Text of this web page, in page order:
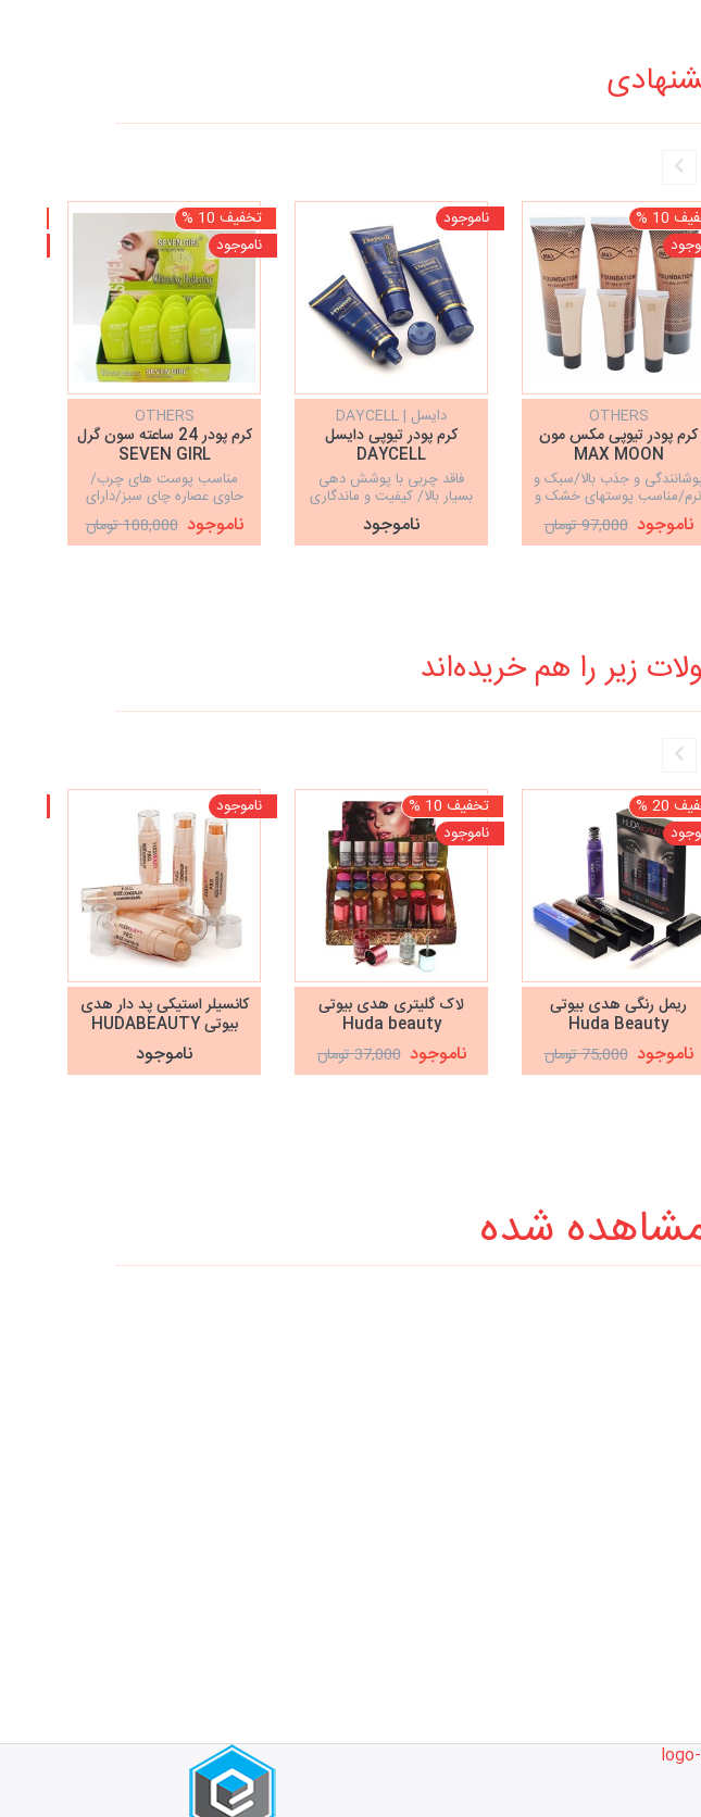
10 %
OTHERS
کرم پودر تیوپی مکس مون
MAX MOON
و جذب بالا/سبک و
نرم/مناسب پوستهای خشک و
معمولی ناموجود 97,000 تومان
ناموجود
دایسل | DAYCELL
کرم پودر تیوپی دایسل
DAYCELL
فاقد چربی با پوشش دهی
بسیار بالا/ کیفیت و ماندگاری
عالی/سه رنگ پرکاربرد/پوشش
مات/آبرسان پوست
ناموجود
تخفیف 10 %
ناموجود
OTHERS
کرم پودر 24 ساعته سون گرل
SEVEN GIRL
مناسب پوست های چرب/
حاوی عصاره چای سبز/دارای
SPF25/کاملا ارگانیک و
گیاهی/پوشش دهی عالی
ناموجود 108,000 تومان
زیر را هم خریده‌اند
20 %
ریمل رنگی هدی بیوتی
Huda Beauty
ناموجود 75,000 تومان
تخفیف 10 %
ناموجود
لاک گلیتری هدی بیوتی
Huda beauty
ناموجود 37,000 تومان
ناموجود
کانسیلر استیکی پد دار هدی
بیوتی HUDABEAUTY
ناموجود
شده